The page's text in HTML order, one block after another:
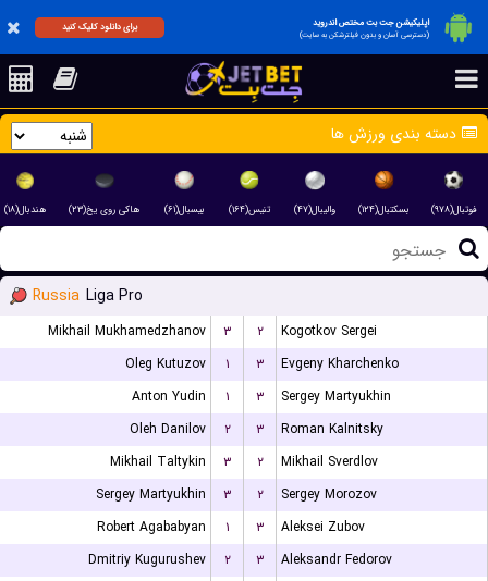
اپلیکیشن جت بت مختص اندروید
(دسترسی آسان و بدون فیلترشکن به سایت)
برای دانلود کلیک کنید
دسته بندی ورزش ها
فوتبال(۹۷۸) بسکتبال(۱۲۴) والیبال(۴۷) تنیس(۱۶۴) بیسبال(۶۱) هاکی روی یخ(۲۳) هندبال(۱۸)
Russia Liga Pro
Mikhail Mukhamedzhanov ۳ ۲
Kogotkov Sergei
Oleg Kutuzov
۱ ۳
Evgeny Kharchenko
Anton Yudin
۱ ۳
Sergey Martyukhin
Oleh Danilov
۲ ۳
Roman Kalnitsky
Mikhail Taltykin
۳ ۲
Mikhail Sverdlov
Sergey Martyukhin
۳ ۲
Sergey Morozov
Robert Agababyan
۱ ۳
Aleksei Zubov
Dmitriy Kugurushev
۲ ۳
Aleksandr Fedorov